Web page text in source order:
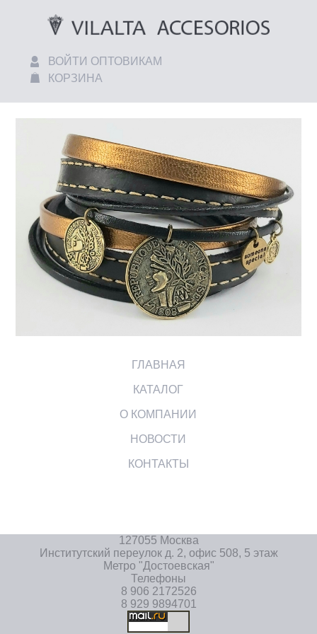
ВОЙТИ ОПТОВИКАМ
КОРЗИНА
ГЛАВНАЯ
КАТАЛОГ
О КОМПАНИИ
НОВОСТИ
КОНТАКТЫ
127055 Москва
Институтский переулок д. 2, офис 508, 5 этаж
Метро "Достоевская"
Телефоны
8 906 2172526
8 929 9894701